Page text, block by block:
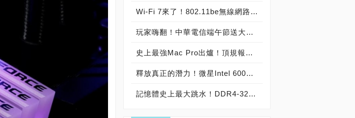
Wi-Fi 7來了！802.11be無線網路推動改朝換代，網路速度飆上46Gbps！TP-Link全球首發震撼登場！
玩家嗨翻！中華電信端午節送大禮！HiNet光世代非固定制與固定制大升速，300M用戶升級雙向300M/300M，500M用戶升級雙向500M/500M！
史上最強Mac Pro出爐！頂規報價407,170元，升級24核心Apple M2 Ultra處理器，76核心GPU，192GB記憶體，8TB SSD，搭配報價189,900元32吋6K等級6016x3384解析度Nano-texture玻璃Pro Display XDR顯示器大滿配，總價衝上597,160元！
釋放真正的潛力！微星Intel 600、700系列主機板搶先支援24GB、48GB記憶體模組，最大容量可擴充到192GB！
記憶體史上最大跳水！DDR4-3200 32GB單條跌破台幣2,000元！必恩威記憶體大哥帶頭殺，PNY DDR4-3200 32GB單條賣場報價1,999元！